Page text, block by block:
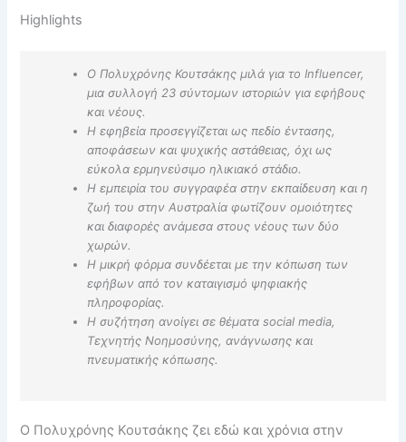
Highlights
Ο Πολυχρόνης Κουτσάκης μιλά για το Influencer,
μια συλλογή 23 σύντομων ιστοριών για εφήβους
και νέους.
Η εφηβεία προσεγγίζεται ως πεδίο έντασης,
αποφάσεων και ψυχικής αστάθειας, όχι ως
εύκολα ερμηνεύσιμο ηλικιακό στάδιο.
Η εμπειρία του συγγραφέα στην εκπαίδευση και η
ζωή του στην Αυστραλία φωτίζουν ομοιότητες
και διαφορές ανάμεσα στους νέους των δύο
χωρών.
Η μικρή φόρμα συνδέεται με την κόπωση των
εφήβων από τον καταιγισμό ψηφιακής
πληροφορίας.
Η συζήτηση ανοίγει σε θέματα social media,
Τεχνητής Νοημοσύνης, ανάγνωσης και
πνευματικής κόπωσης.
Ο Πολυχρόνης Κουτσάκης ζει εδώ και χρόνια στην